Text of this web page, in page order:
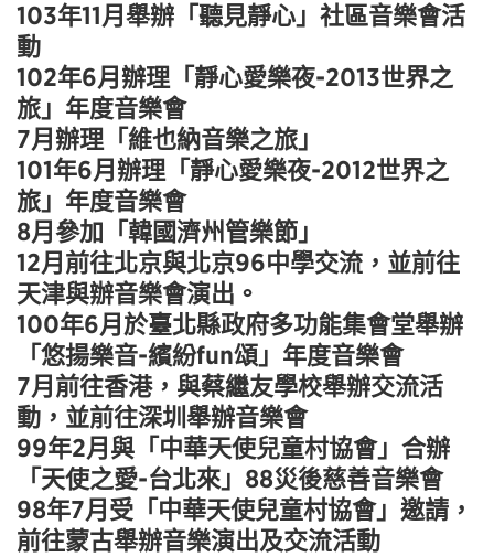
103年11月舉辦「聽見靜心」社區音樂會活
動
102年6月辦理「靜心愛樂夜-2013世界之
旅」年度音樂會
7月辦理「維也納音樂之旅」
101年6月辦理「靜心愛樂夜-2012世界之
旅」年度音樂會
8月參加「韓國濟州管樂節」
12月前往北京與北京96中學交流，並前往
天津與辦音樂會演出。
100年6月於臺北縣政府多功能集會堂舉辦
「悠揚樂音-繽紛fun頌」年度音樂會
7月前往香港，與蔡繼友學校舉辦交流活
動，並前往深圳舉辦音樂會
99年2月與「中華天使兒童村協會」合辦
「天使之愛-台北來」88災後慈善音樂會
98年7月受「中華天使兒童村協會」邀請，
前往蒙古舉辦音樂演出及交流活動